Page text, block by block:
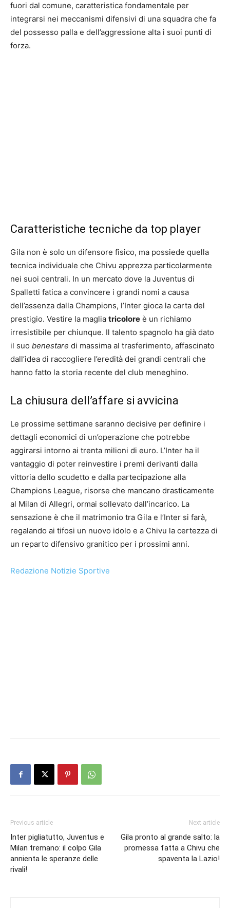
fuori dal comune, caratteristica fondamentale per
integrarsi nei meccanismi difensivi di una squadra che fa
del possesso palla e dell’aggressione alta i suoi punti di
forza.
Caratteristiche tecniche da top player
Gila non è solo un difensore fisico, ma possiede quella
tecnica individuale che Chivu apprezza particolarmente
nei suoi centrali. In un mercato dove la Juventus di
Spalletti fatica a convincere i grandi nomi a causa
dell’assenza dalla Champions, l’Inter gioca la carta del
prestigio. Vestire la maglia tricolore è un richiamo
irresistibile per chiunque. Il talento spagnolo ha già dato
il suo benestare di massima al trasferimento, affascinato
dall’idea di raccogliere l’eredità dei grandi centrali che
hanno fatto la storia recente del club meneghino.
La chiusura dell’affare si avvicina
Le prossime settimane saranno decisive per definire i
dettagli economici di un’operazione che potrebbe
aggirarsi intorno ai trenta milioni di euro. L’Inter ha il
vantaggio di poter reinvestire i premi derivanti dalla
vittoria dello scudetto e dalla partecipazione alla
Champions League, risorse che mancano drasticamente
al Milan di Allegri, ormai sollevato dall’incarico. La
sensazione è che il matrimonio tra Gila e l’Inter si farà,
regalando ai tifosi un nuovo idolo e a Chivu la certezza di
un reparto difensivo granitico per i prossimi anni.
Redazione Notizie Sportive
Previous article
Inter pigliatutto, Juventus e
Milan tremano: il colpo Gila
annienta le speranze delle
rivali!
Next article
Gila pronto al grande salto: la
promessa fatta a Chivu che
spaventa la Lazio!